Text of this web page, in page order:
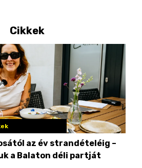
Cikkek
az év strandételéig –
a Balaton déli partját